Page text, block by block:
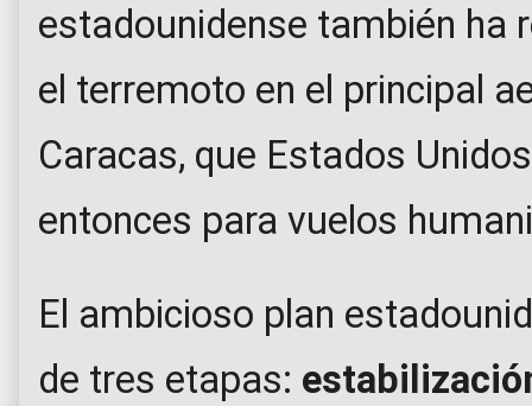
estadounidense también ha
el terremoto en el principal
Caracas, que Estados
entonces para vuelos
El ambicioso plan
de tres etapas: